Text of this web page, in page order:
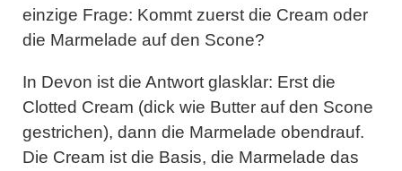
einzige Frage: Kommt zuerst die Cream oder
die Marmelade auf den Scone?
In Devon ist die Antwort glasklar: Erst die
Clotted Cream (dick wie Butter auf den Scone
gestrichen), dann die Marmelade obendrauf.
Die Cream ist die Basis, die Marmelade das